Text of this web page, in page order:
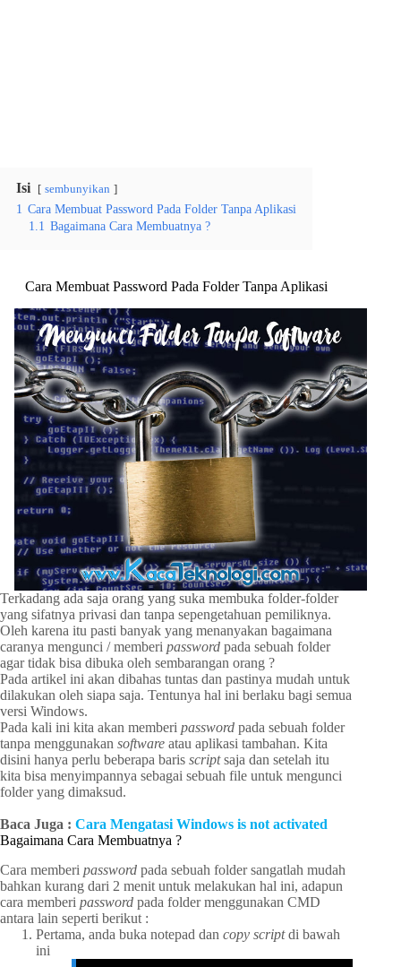
Isi sembunyikan
1 Cara Membuat Password Pada Folder Tanpa Aplikasi
1.1 Bagaimana Cara Membuatnya ?
Cara Membuat Password Pada Folder Tanpa Aplikasi
Terkadang ada saja orang yang suka membuka folder-folder
yang sifatnya privasi dan tanpa sepengetahuan pemiliknya.
Oleh karena itu pasti banyak yang menanyakan bagaimana
caranya mengunci / memberi password pada sebuah folder
agar tidak bisa dibuka oleh sembarangan orang ?
Pada artikel ini akan dibahas tuntas dan pastinya mudah untuk
dilakukan oleh siapa saja. Tentunya hal ini berlaku bagi semua
versi Windows.
Pada kali ini kita akan memberi password pada sebuah folder
tanpa menggunakan software atau aplikasi tambahan. Kita
disini hanya perlu beberapa baris scriptsaja dan setelah itu
kita bisa menyimpannya sebagai sebuah file untuk mengunci
folder yang dimaksud.
Baca Juga : Cara Mengatasi Windows is not activated
Bagaimana Cara Membuatnya ?
Cara memberi password pada sebuah folder sangatlah mudah
bahkan kurang dari 2 menit untuk melakukan hal ini, adapun
cara memberi password pada folder menggunakan CMD
antara lain seperti berikut :
Pertama, anda buka notepad dan copy scriptdi bawah
ini